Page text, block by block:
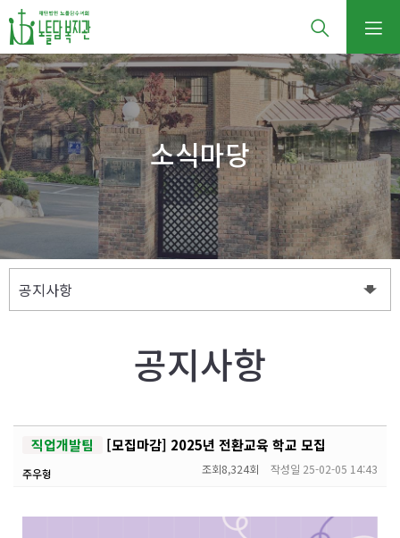
소식마당
공지사항
직업개발팀 [모집마감] 2025년 전환교육 학교 모집
주우형 조회8,324회 작성일 25-02-05 14:43